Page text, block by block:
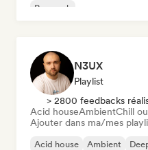
Pop rock
N3UX
Playlist
> 2800 feedbacks
Acid houseAmbientChill
Ajouter dans ma/mes
Acid house Ambient